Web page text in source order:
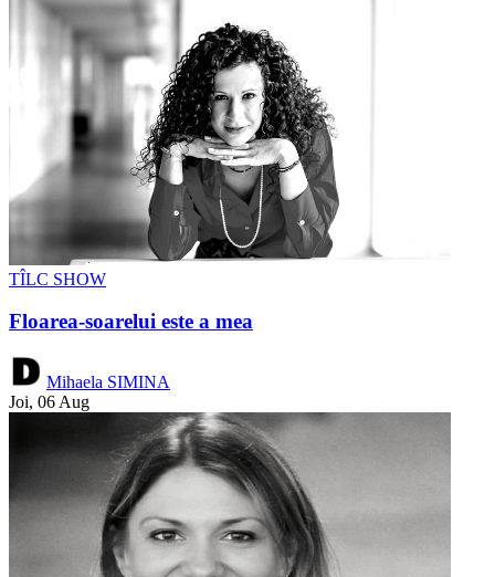
TÎLC SHOW
Floarea-soarelui este a mea
Mihaela SIMINA
Joi, 06 Aug